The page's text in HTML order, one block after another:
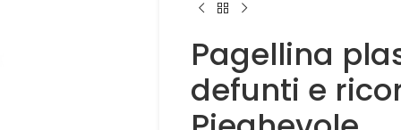
Pagellina
defunti e